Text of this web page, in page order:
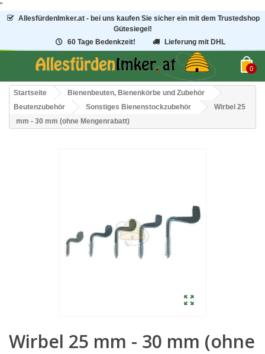
"
AllesfürdenImker.at - bei uns kaufen Sie sicher ein mit dem Trustedshop
Gütesiegel!
60 Tage Bedenkzeit!
Lieferung mit DHL
0
Startseite
Bienenbeuten, Bienenkörbe und Zubehör
Beutenzubehör
Sonstiges Bienenstockzubehör
Wirbel 25
mm - 30 mm (ohne Mengenrabatt)
Wirbel 25 mm - 30 mm (ohne